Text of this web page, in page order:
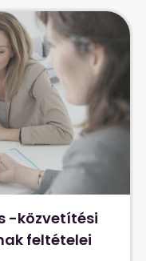
-közvetítési
feltételei